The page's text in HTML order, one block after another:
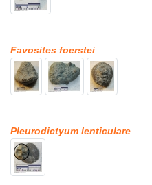
Favosites foerstei
Pleurodictyum lenticulare